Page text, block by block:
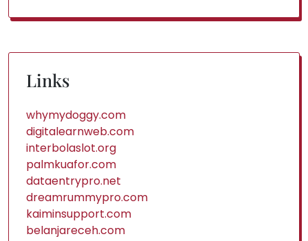
Links
whymydoggy.com
digitalearnweb.com
interbolaslot.org
palmkuafor.com
dataentrypro.net
dreamrummypro.com
kaiminsupport.com
belanjareceh.com